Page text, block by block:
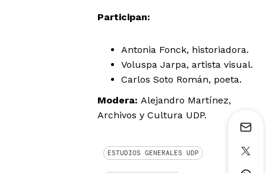
Participan:
Antonia Fonck, historiadora.
Voluspa Jarpa, artista visual.
Carlos Soto Román, poeta.
Modera: Alejandro Martínez,
Archivos y Cultura UDP.
ESTUDIOS GENERALES UDP